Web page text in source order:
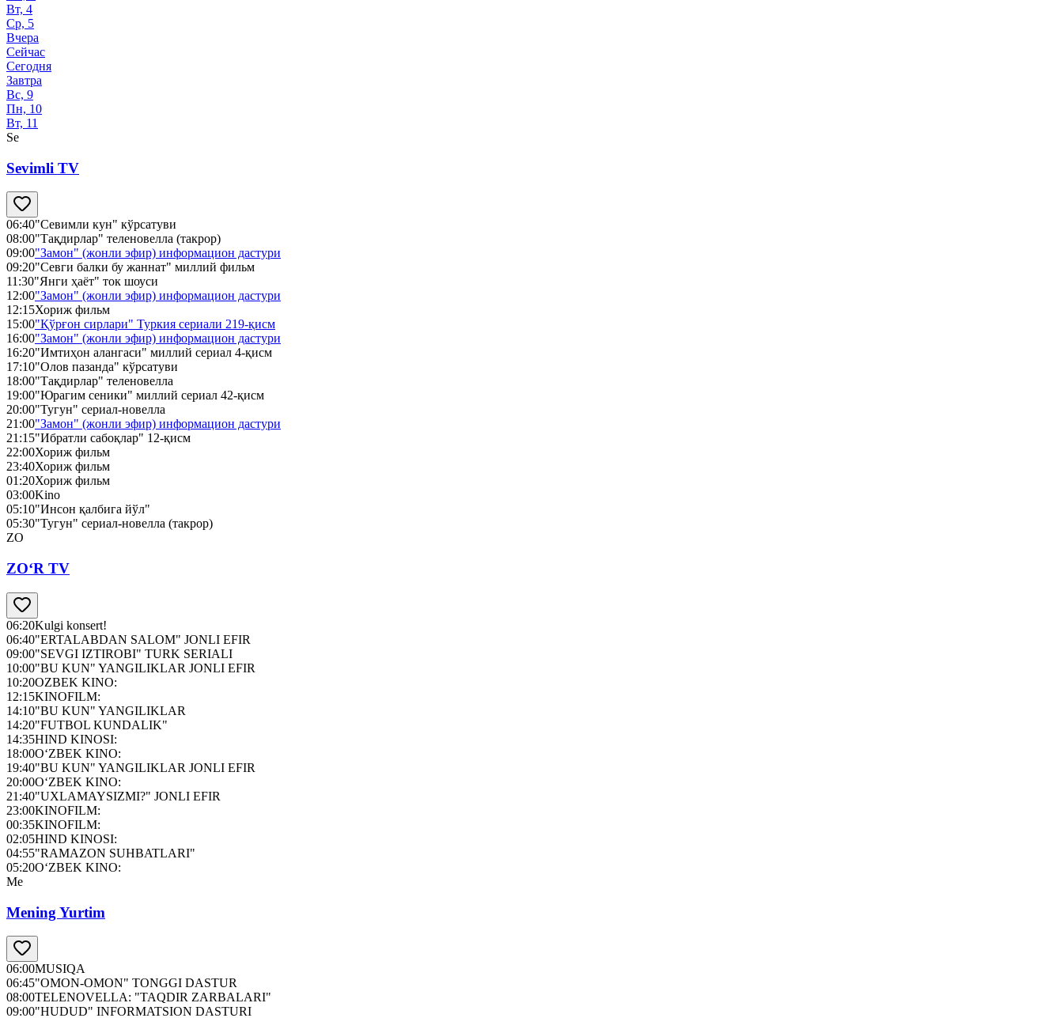
Вт, 4
Ср, 5
Вчера
Сейчас
Сегодня
Завтра
Вс, 9
Пн, 10
Вт, 11
Se
Sevimli TV
06:40"Севимли кун" кўрсатуви
08:00"Тақдирлар" теленовелла (такрор)
09:00"Замон" (жонли эфир) информацион дастури
09:20"Севги балки бу жаннат" миллий фильм
11:30"Янги ҳаёт" ток шоуси
12:00"Замон" (жонли эфир) информацион дастури
12:15Хориж фильм
15:00"Қўрғон сирлари" Туркия сериали 219-қисм
16:00"Замон" (жонли эфир) информацион дастури
16:20"Имтиҳон алангаси" миллий сериал 4-қисм
17:10"Олов пазанда" кўрсатуви
18:00"Тақдирлар" теленовелла
19:00"Юрагим сеники" миллий сериал 42-қисм
20:00"Тугун" сериал-новелла
21:00"Замон" (жонли эфир) информацион дастури
21:15"Ибратли сабоқлар" 12-қисм
22:00Хориж фильм
23:40Хориж фильм
01:20Хориж фильм
03:00Kino
05:10"Инсон қалбига йўл"
05:30"Тугун" сериал-новелла (такрор)
ZO
ZO‘R TV
06:20Kulgi konsert!
06:40"ERTALABDAN SALOM" JONLI EFIR
09:00"SEVGI IZTIROBI" TURK SERIALI
10:00"BU KUN" YANGILIKLAR JONLI EFIR
10:20OZBEK KINO:
12:15KINOFILM:
14:10"BU KUN" YANGILIKLAR
14:20"FUTBOL KUNDALIK"
14:35HIND KINOSI:
18:00O‘ZBEK KINO:
19:40"BU KUN" YANGILIKLAR JONLI EFIR
20:00O‘ZBEK KINO:
21:40"UXLAMAYSIZMI?" JONLI EFIR
23:00KINOFILM:
00:35KINOFILM:
02:05HIND KINOSI:
04:55"RAMAZON SUHBATLARI"
05:20O‘ZBEK KINO:
Me
Mening Yurtim
06:00MUSIQA
06:45"OMON-OMON" TONGGI DASTUR
08:00TELENOVELLA: "TAQDIR ZARBALARI"
09:00"HUDUD" INFORMATSION DASTURI